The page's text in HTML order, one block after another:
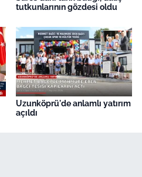
tutkunlarının gözdesi oldu
Uzunköprü'de anlamlı yatırım
açıldı